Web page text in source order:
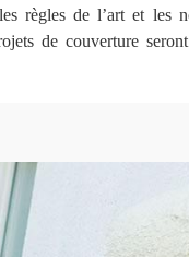
règles de l’art et les
de couverture